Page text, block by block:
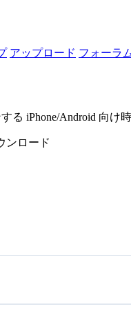
アップロード フォーラ
る iPhone/Android 向
ンロード